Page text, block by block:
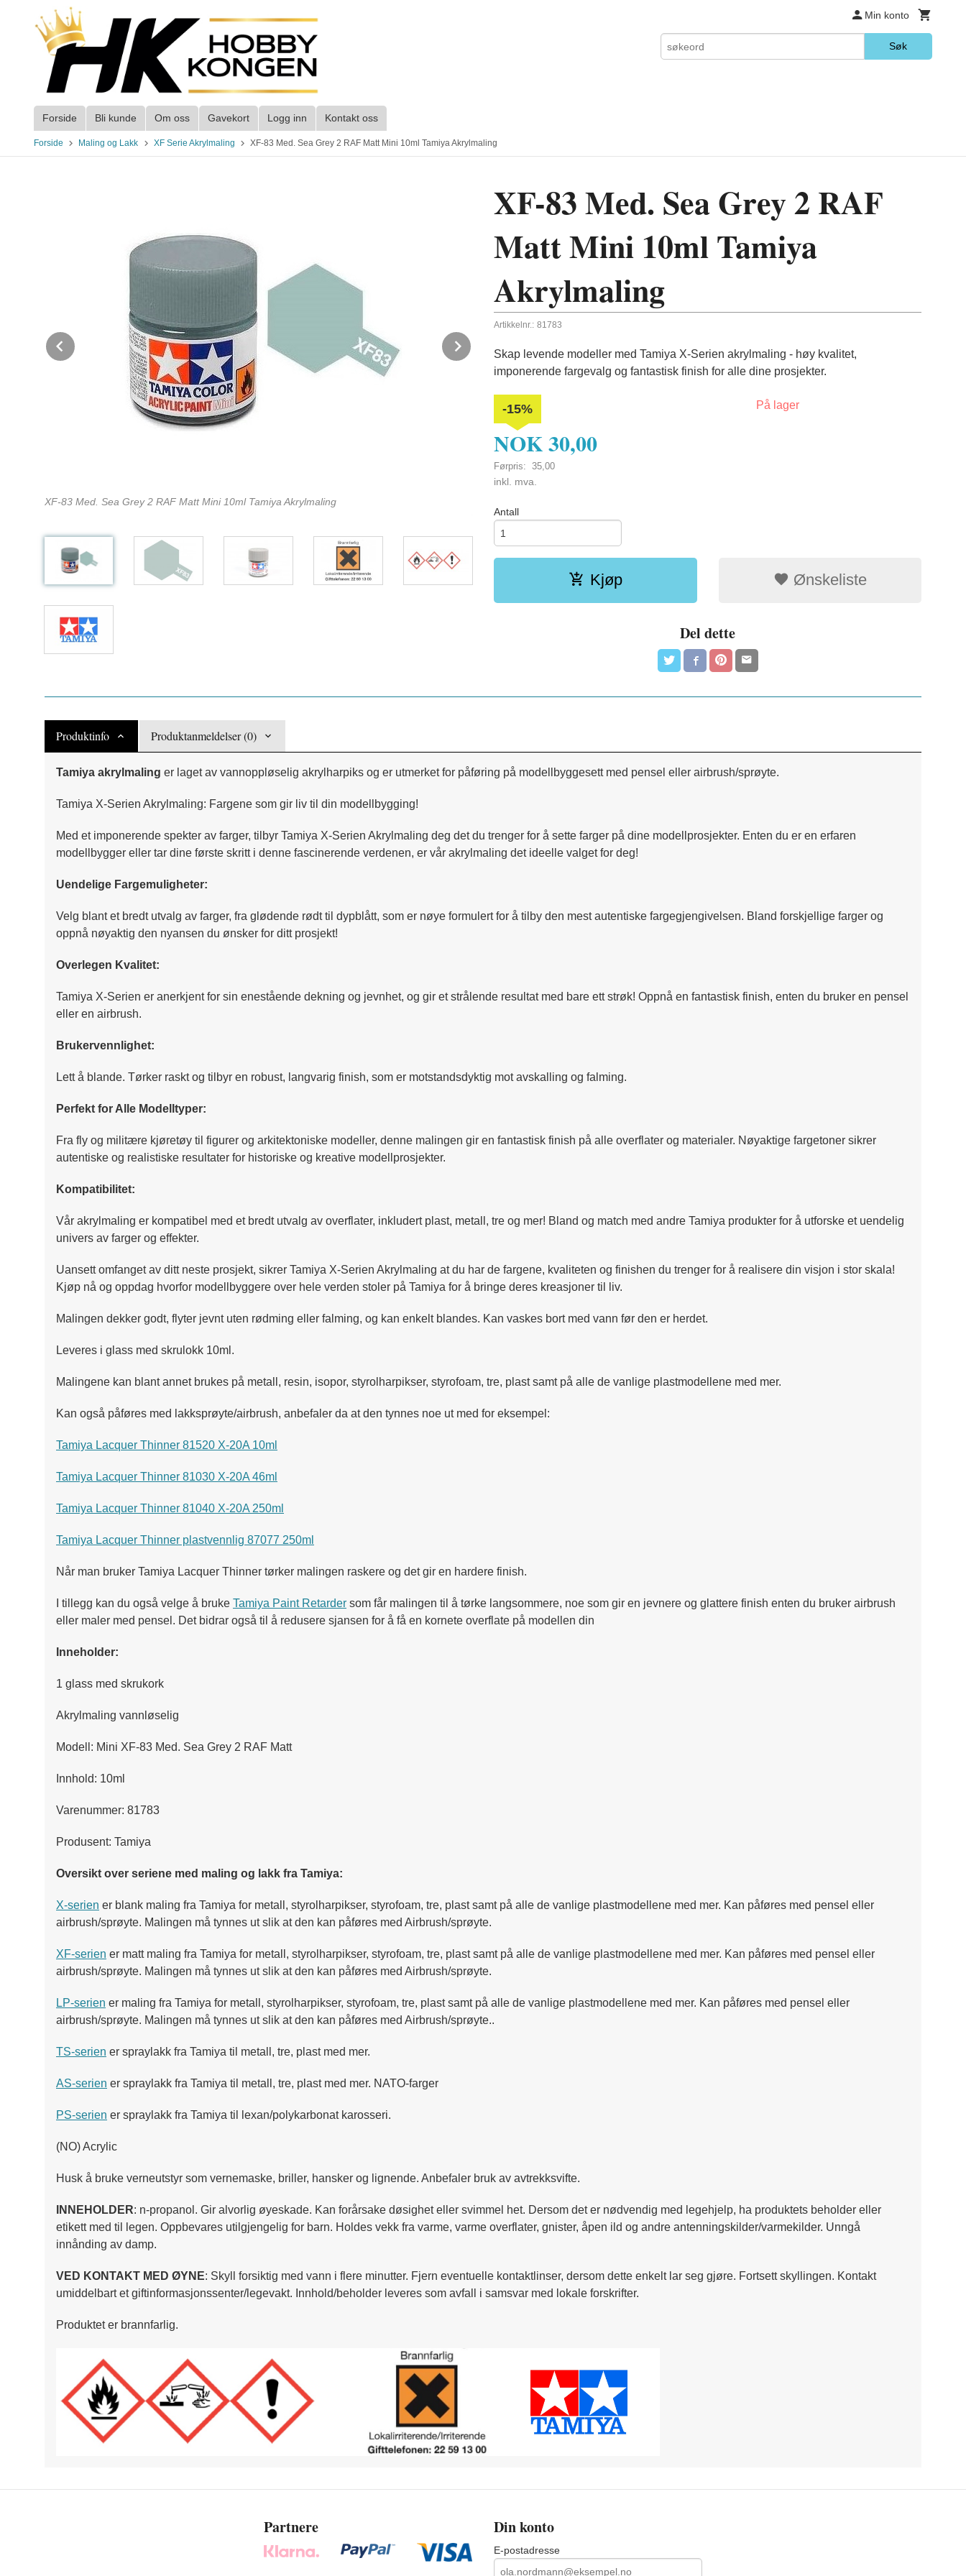
innholdet
Min konto
Søk
Forside Bli kunde Om oss Gavekort Logg inn Kontakt oss
Forside Maling og Lakk XF Serie Akrylmaling XF-83 Med. Sea Grey 2 RAF Matt Mini 10ml Tamiya Akrylmaling
XF-83 Med. Sea Grey 2 RAF Matt Mini 10ml Tamiya Akrylmaling
XF-83 Med. Sea Grey 2 RAF Matt
XF-83 Med. Sea Grey 2 RAF
Matt Mini 10ml Tamiya
Akrylmaling
Artikkelnr.: 81783
Skap levende modeller med Tamiya X-Serien akrylmaling - høy kvalitet,
imponerende fargevalg og fantastisk finish for alle dine prosjekter.
NOK30,00
Førpris: 35,00
Rabatt
-15%
inkl. mva.
På lager
Antall
Kjøp Ønskeliste
Del dette
Produktinfo Produktanmeldelser (0)
Tamiya akrylmaling er laget av vannoppløselig akrylharpiks og er utmerket for påføring på modellbyggesett med pensel eller airbrush/sprøyte.
Tamiya X-Serien Akrylmaling: Fargene som gir liv til din modellbygging!
Med et imponerende spekter av farger, tilbyr Tamiya X-Serien Akrylmaling deg det du trenger for å sette farger på dine modellprosjekter. Enten du er en erfaren
modellbygger eller tar dine første skritt i denne fascinerende verdenen, er vår akrylmaling det ideelle valget for deg!
Uendelige Fargemuligheter:
Velg blant et bredt utvalg av farger, fra glødende rødt til dypblått, som er nøye formulert for å tilby den mest autentiske fargegjengivelsen. Bland forskjellige farger og
oppnå nøyaktig den nyansen du ønsker for ditt prosjekt!
Overlegen Kvalitet:
Tamiya X-Serien er anerkjent for sin enestående dekning og jevnhet, og gir et strålende resultat med bare ett strøk! Oppnå en fantastisk finish, enten du bruker en pensel
eller en airbrush.
Brukervennlighet:
Lett å blande. Tørker raskt og tilbyr en robust, langvarig finish, som er motstandsdyktig mot avskalling og falming.
Perfekt for Alle Modelltyper:
Fra fly og militære kjøretøy til figurer og arkitektoniske modeller, denne malingen gir en fantastisk finish på alle overflater og materialer. Nøyaktige fargetoner sikrer
autentiske og realistiske resultater for historiske og kreative modellprosjekter.
Kompatibilitet:
Vår akrylmaling er kompatibel med et bredt utvalg av overflater, inkludert plast, metall, tre og mer! Bland og match med andre Tamiya produkter for å utforske et uendelig
univers av farger og effekter.
Uansett omfanget av ditt neste prosjekt, sikrer Tamiya X-Serien Akrylmaling at du har de fargene, kvaliteten og finishen du trenger for å realisere din visjon i stor skala!
Kjøp nå og oppdag hvorfor modellbyggere over hele verden stoler på Tamiya for å bringe deres kreasjoner til liv.
Malingen dekker godt, flyter jevnt uten rødming eller falming, og kan enkelt blandes. Kan vaskes bort med vann før den er herdet.
Leveres i glass med skrulokk 10ml.
Malingene kan blant annet brukes på metall, resin, isopor, styrolharpikser, styrofoam, tre, plast samt på alle de vanlige plastmodellene med mer.
Kan også påføres med lakksprøyte/airbrush, anbefaler da at den tynnes noe ut med for eksempel:
Tamiya Lacquer Thinner 81520 X-20A 10ml
Tamiya Lacquer Thinner 81030 X-20A 46ml
Tamiya Lacquer Thinner 81040 X-20A 250ml
Tamiya Lacquer Thinner plastvennlig 87077 250ml
Når man bruker Tamiya Lacquer Thinner tørker malingen raskere og det gir en hardere finish.
I tillegg kan du også velge å bruke Tamiya Paint Retarder som får malingen til å tørke langsommere, noe som gir en jevnere og glattere finish enten du bruker airbrush
eller maler med pensel. Det bidrar også til å redusere sjansen for å få en kornete overflate på modellen din
Inneholder:
1 glass med skrukork
Akrylmaling vannløselig
Modell: Mini XF-83 Med. Sea Grey 2 RAF Matt
Innhold: 10ml
Varenummer: 81783
Produsent: Tamiya
Oversikt over seriene med maling og lakk fra Tamiya:
X-serien er blank maling fra Tamiya for metall, styrolharpikser, styrofoam, tre, plast samt på alle de vanlige plastmodellene med mer. Kan påføres med pensel eller
airbrush/sprøyte. Malingen må tynnes ut slik at den kan påføres med Airbrush/sprøyte.
XF-serien er matt maling fra Tamiya for metall, styrolharpikser, styrofoam, tre, plast samt på alle de vanlige plastmodellene med mer. Kan påføres med pensel eller
airbrush/sprøyte. Malingen må tynnes ut slik at den kan påføres med Airbrush/sprøyte.
LP-serien er maling fra Tamiya for metall, styrolharpikser, styrofoam, tre, plast samt på alle de vanlige plastmodellene med mer. Kan påføres med pensel eller
airbrush/sprøyte. Malingen må tynnes ut slik at den kan påføres med Airbrush/sprøyte..
TS-serien er spraylakk fra Tamiya til metall, tre, plast med mer.
AS-serien er spraylakk fra Tamiya til metall, tre, plast med mer. NATO-farger
PS-serien er spraylakk fra Tamiya til lexan/polykarbonat karosseri.
(NO) Acrylic
Husk å bruke verneutstyr som vernemaske, briller, hansker og lignende. Anbefaler bruk av avtrekksvifte.
INNEHOLDER: n-propanol. Gir alvorlig øyeskade. Kan forårsake døsighet eller svimmel het. Dersom det er nødvendig med legehjelp, ha produktets beholder eller
etikett med til legen. Oppbevares utilgjengelig for barn. Holdes vekk fra varme, varme overflater, gnister, åpen ild og andre antenningskilder/varmekilder. Unngå
innånding av damp.
VED KONTAKT MED ØYNE: Skyll forsiktig med vann i flere minutter. Fjern eventuelle kontaktlinser, dersom dette enkelt lar seg gjøre. Fortsett skyllingen. Kontakt
umiddelbart et giftinformasjonssenter/legevakt. Innhold/beholder leveres som avfall i samsvar med lokale forskrifter.
Produktet er brannfarlig.
Partnere Din konto
E-postadresse